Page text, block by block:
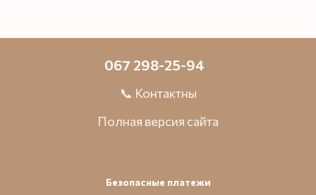
067 298-25-94
📞 Контактны
Полная версия сайта
Безопасные платежи